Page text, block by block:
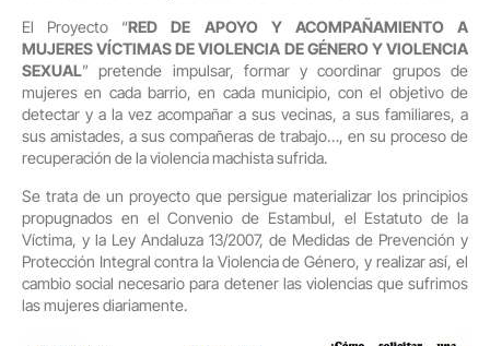
El Proyecto “RED DE APOYO Y ACOMPAÑAMIENTO A
MUJERES VÍCTIMAS DE VIOLENCIA DE GÉNERO Y VIOLENCIA
SEXUAL” pretende impulsar, formar y coordinar grupos de
mujeres en cada barrio, en cada municipio, con el objetivo de
detectar y a la vez acompañar a sus vecinas, a sus familiares, a
sus amistades, a sus compañeras de trabajo…, en su proceso de
recuperación de la violencia machista sufrida.
Se trata de un proyecto que persigue materializar los principios
propugnados en el Convenio de Estambul, el Estatuto de la
Víctima, y la Ley Andaluza 13/2007, de Medidas de Prevención y
Protección Integral contra la Violencia de Género, y realizar así, el
cambio social necesario para detener las violencias que sufrimos
las mujeres diariamente.